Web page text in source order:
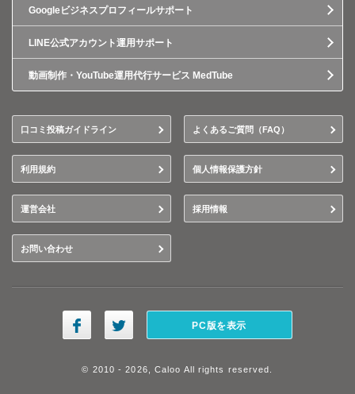
Googleビジネスプロフィールサポート
LINE公式アカウント運用サポート
動画制作・YouTube運用代行サービス MedTube
口コミ投稿ガイドライン よくあるご質問（FAQ）
利用規約 個人情報保護方針
運営会社 採用情報
お問い合わせ
PC版を表示
© 2010 - 2026, Caloo All rights reserved.